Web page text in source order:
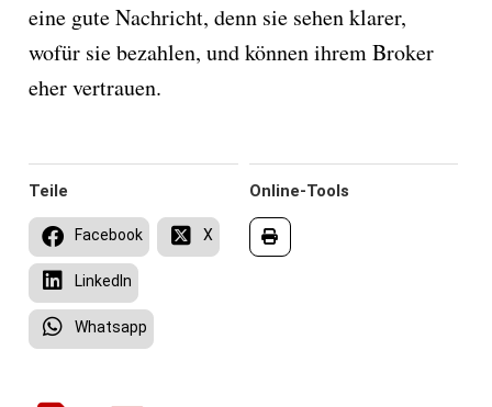
eine gute Nachricht, denn sie sehen klarer,
wofür sie bezahlen, und können ihrem Broker
eher vertrauen.
Online-Tools
Teile
Facebook X
LinkedIn
Whatsapp